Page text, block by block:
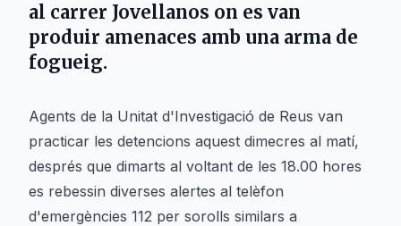
al carrer Jovellanos on es van
produir amenaces amb una arma de
fogueig.
Agents de la Unitat d'Investigació de Reus van
practicar les detencions aquest dimecres al matí,
després que dimarts al voltant de les 18.00 hores
es rebessin diverses alertes al telèfon
d'emergències 112 per sorolls similars a